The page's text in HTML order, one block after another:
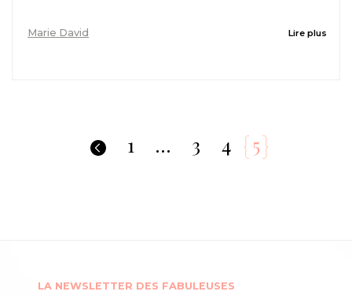
Marie David Lire plus
1 … 3 4 5
LA NEWSLETTER DES FABULEUSES